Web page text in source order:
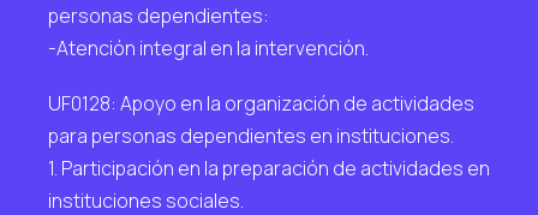
personas dependientes:
-Atención integral en la intervención.
UF0128: Apoyo en la organización de actividades
para personas dependientes en instituciones.
1. Participación en la preparación de actividades en
instituciones sociales.